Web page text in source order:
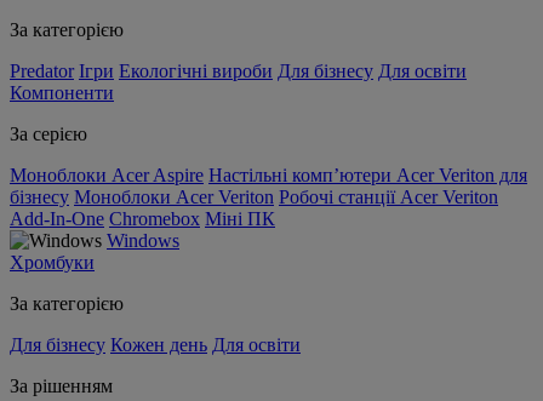
За категорією
Predator Ігри Екологічні вироби Для бізнесу Для освіти
Компоненти
За серією
Моноблоки Acer Aspire Настільні комп’ютери Acer Veriton для
бізнесу Моноблоки Acer Veriton Робочі станції Acer Veriton
Add-In-One Chromebox Міні ПК
Windows
Хромбуки
За категорією
Для бізнесу Кожен день Для освіти
За рішенням